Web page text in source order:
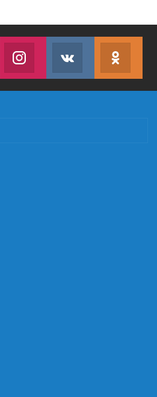
Twitter
Join us on TwitterJoin us on Instagram
Abonează-te